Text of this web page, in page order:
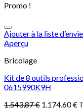
Promo !
Ajouter à la liste
Aperçu
Bricolage
Kit de 8 outils
0615990K9H
1.543,87€ 1.174,60€